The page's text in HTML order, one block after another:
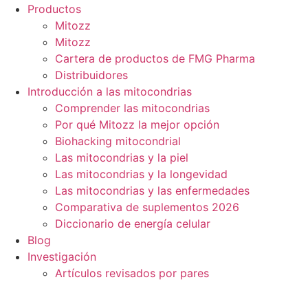
Productos
Mitozz
Mitozz
Cartera de productos de FMG Pharma
Distribuidores
Introducción a las mitocondrias
Comprender las mitocondrias
Por qué Mitozz la mejor opción
Biohacking mitocondrial
Las mitocondrias y la piel
Las mitocondrias y la longevidad
Las mitocondrias y las enfermedades
Comparativa de suplementos 2026
Diccionario de energía celular
Blog
Investigación
Artículos revisados por pares